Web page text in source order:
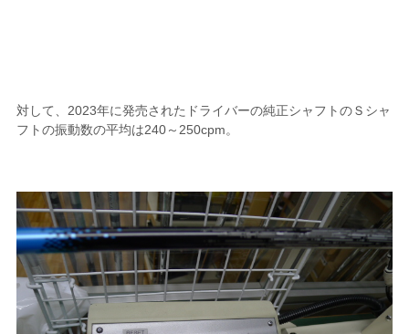
対して、2023年に発売されたドライバーの純正シャフトのＳシャ
フトの振動数の平均は240～250cpm。